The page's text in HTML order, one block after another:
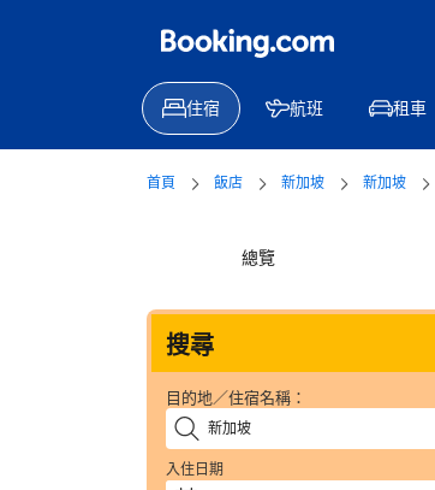
住宿 航班 租車
首頁 飯店 新加坡 新加坡
總覽
搜尋
目的地／住宿名稱：
入住日期